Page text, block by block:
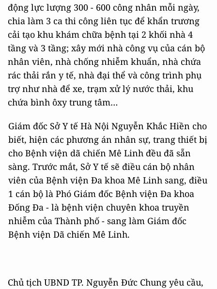
động lực lượng 300 - 600 công nhân mỗi ngày,
chia làm 3 ca thi công liên tục để khẩn trương
cải tạo khu khám chữa bệnh tại 2 khối nhà 4
tầng và 3 tầng; xây mới nhà công vụ của cán bộ
nhân viên, nhà chống nhiễm khuẩn, nhà chứa
rác thải rắn y tế, nhà đại thể và công trình phụ
trợ như nhà để xe, trạm xử lý nước thải, khu
chứa bình ôxy trung tâm…
Giám đốc Sở Y tế Hà Nội Nguyễn Khắc Hiền cho
biết, hiện các phương án nhân sự, trang thiết bị
cho Bệnh viện dã chiến Mê Linh đều đã sẵn
sàng. Trước mắt, Sở Y tế sẽ điều cán bộ nhân
viên của Bệnh viện Đa khoa Mê Linh sang, điều
1 cán bộ là Phó Giám đốc Bệnh viện Đa khoa
Đống Đa - là bệnh viện chuyên khoa truyền
nhiễm của Thành phố - sang làm Giám đốc
Bệnh viện Dã chiến Mê Linh.
Chủ tịch UBND TP. Nguyễn Đức Chung yêu cầu,